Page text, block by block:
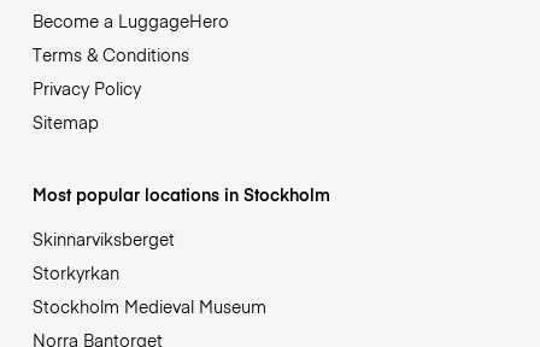
Become a LuggageHero
Terms & Conditions
Privacy Policy
Sitemap
Most popular locations in Stockholm
Skinnarviksberget
Storkyrkan
Stockholm Medieval Museum
Norra Bantorget